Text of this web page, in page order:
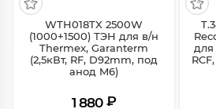
WTH018TX 2500W
(1000+1500) ТЭН для в/н
Thermex, Garanterm
(2,5кВт, RF, D92mm, под
анод M6)
1 880 ₽